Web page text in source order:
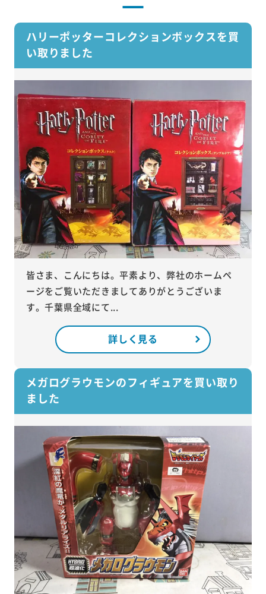
ハリーポッターコレクションボックスを買
い取りました
皆さま、こんにちは。平素より、弊社のホームペ
ージをご覧いただきましてありがとうございま
す。千葉県全域にて...
詳しく見る
メガログラウモンのフィギュアを買い取り
ました